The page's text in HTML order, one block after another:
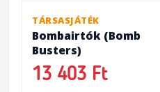
TÁRSASJÁTÉK
Bombairtók (Bomb
Busters)
13 403 Ft